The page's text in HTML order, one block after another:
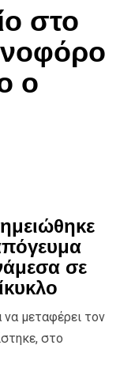
στο
ο
σε
να μεταφέρει τον
στο